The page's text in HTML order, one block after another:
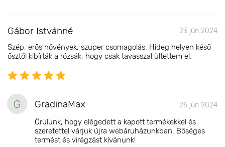
Gábor Istvánné 23 jún 2024
Szép, erős növények, szuper csomagolás. Hideg helyen késő
ősztől kibírták a rózsák, hogy csak tavasszal ültettem el.
G GradinaMax 26 jún 2024
Örülünk, hogy elégedett a kapott termékekkel és
szeretettel várjuk újra webáruházunkban. Bőséges
termést és virágzást kívánunk!